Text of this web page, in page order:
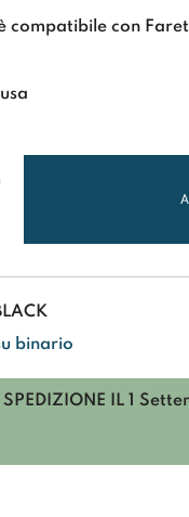
con
binario
SPEDIZIONE IL 1